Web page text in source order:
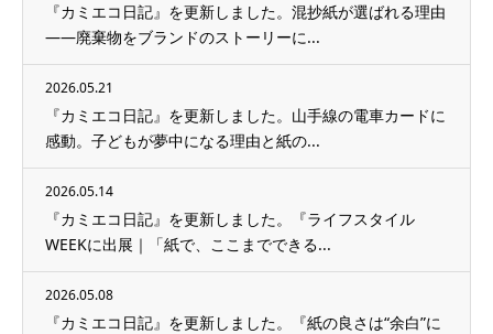
『カミエコ日記』を更新しました。混抄紙が選ばれる理由
——廃棄物をブランドのストーリーに...
2026.05.21
『カミエコ日記』を更新しました。山手線の電車カードに
感動。子どもが夢中になる理由と紙の...
2026.05.14
『カミエコ日記』を更新しました。『ライフスタイル
WEEKに出展｜「紙で、ここまでできる...
2026.05.08
『カミエコ日記』を更新しました。『紙の良さは“余白”に